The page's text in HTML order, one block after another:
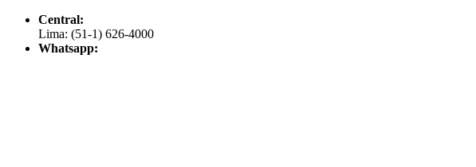
Central:
Lima: (51-1) 626-4000
Whatsapp: